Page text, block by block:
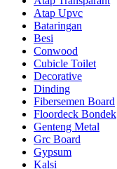
Atap Upvc
Bataringan
Besi
Conwood
Cubicle Toilet
Decorative
Dinding
Fibersemen Board
Floordeck Bondek
Genteng Metal
Grc Board
Gypsum
Kalsi